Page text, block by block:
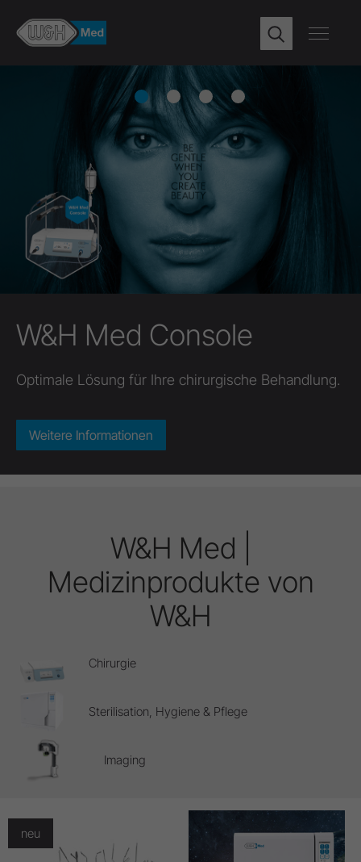
Gross. Grösser.
mehr Raum für die
Klicken Sie hier:
W&H Med |
Medizinprodukte von
W&H
Chirurgie
Sterilisation, Hygiene & Pflege
Imaging
neu